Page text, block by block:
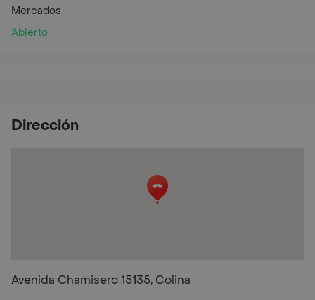
Mercados
Abierto
Dirección
Avenida Chamisero 15135, Colina